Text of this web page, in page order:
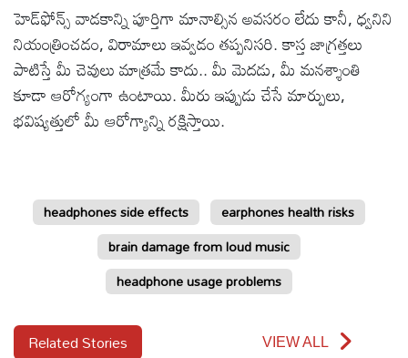
హెడ్‌ఫోన్స్‌ వాడకాన్ని పూర్తిగా మానాల్సిన అవసరం లేదు కానీ, ధ్వనిని
నియంత్రించడం, విరామాలు ఇవ్వడం తప్పనిసరి. కాస్త జాగ్రత్తలు
పాటిస్తే మీ చెవులు మాత్రమే కాదు.. మీ మెదడు, మీ మనశ్శాంతి
కూడా ఆరోగ్యంగా ఉంటాయి. మీరు ఇప్పుడు చేసే మార్పులు,
భవిష్యత్తులో మీ ఆరోగ్యాన్ని రక్షిస్తాయి.
headphones side effects
earphones health risks
brain damage from loud music
headphone usage problems
Related Stories VIEW ALL